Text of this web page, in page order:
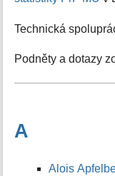
Technická
Podněty a dotazy
A
Alois